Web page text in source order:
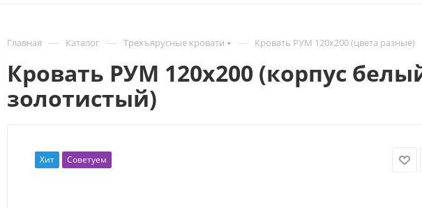
Главная — Каталог — Трехъярусные кровати — Кровать РУМ 120х200 (цвета разные)
Кровать РУМ 120х200 (корпус
золотистый)
Хит Советуем